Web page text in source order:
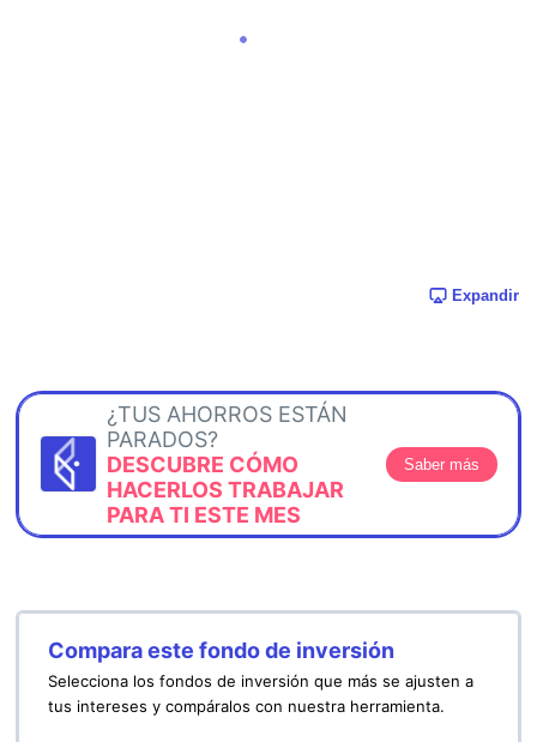
Expandir
¿TUS AHORROS ESTÁN
PARADOS?
DESCUBRE CÓMO
HACERLOS TRABAJAR
PARA TI ESTE MES
Saber más
Compara este fondo de inversión
Selecciona los fondos de inversión que más se ajusten a
tus intereses y compáralos con nuestra herramienta.